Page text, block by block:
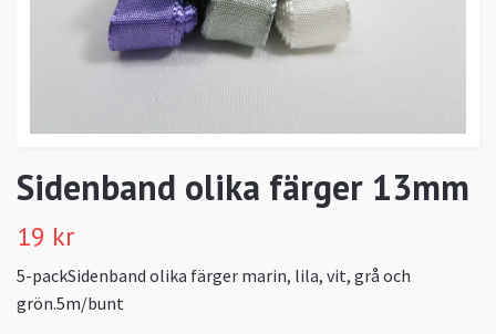
Sidenband olika färger 13mm
19 kr
5-packSidenband olika färger marin, lila, vit, grå och
grön.5m/bunt